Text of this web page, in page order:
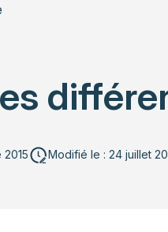
Modifié le : 24 juillet